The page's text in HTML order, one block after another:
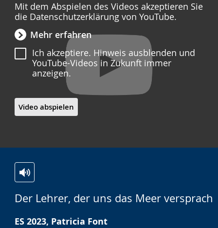
Mit dem Abspielen des Videos akzeptieren Sie
die Datenschutzerklärung von YouTube.
Mehr erfahren
Ich akzeptiere. Hinweis ausblenden und
YouTube-Videos in Zukunft immer
anzeigen.
Video abspielen
Der Lehrer, der uns das Meer versprach
Leichten
Sprache
Audio-
Unterstützung.
Video
in
ES 2023, Patricia Font